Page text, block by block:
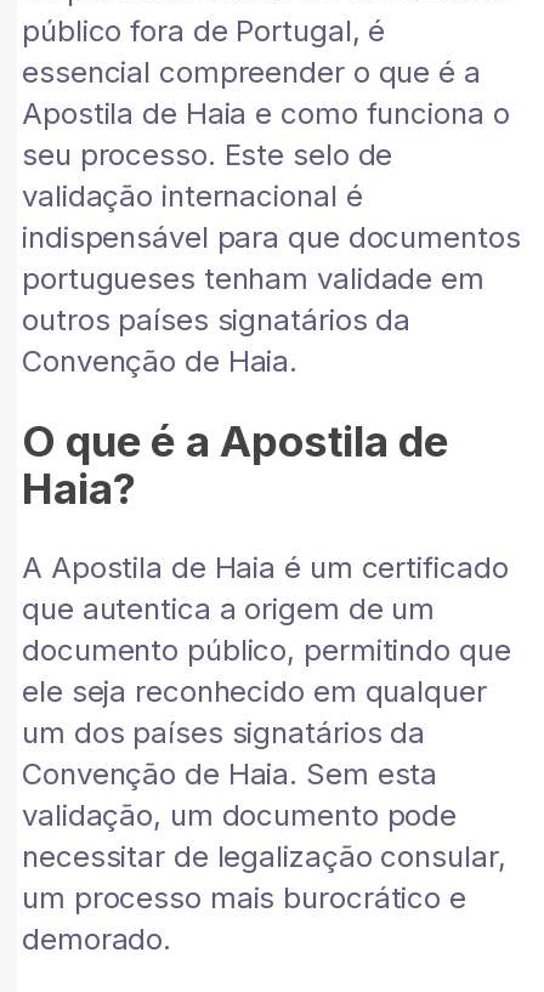
público fora de Portugal, é
essencial compreender o que é a
Apostila de Haia e como funciona o
seu processo. Este selo de
validação internacional é
indispensável para que documentos
portugueses tenham validade em
outros países signatários da
Convenção de Haia.
O que é a Apostila de
Haia?
A Apostila de Haia é um certificado
que autentica a origem de um
documento público, permitindo que
ele seja reconhecido em qualquer
um dos países signatários da
Convenção de Haia. Sem esta
validação, um documento pode
necessitar de legalização consular,
um processo mais burocrático e
demorado.